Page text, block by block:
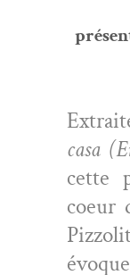
casa
cette
coeur